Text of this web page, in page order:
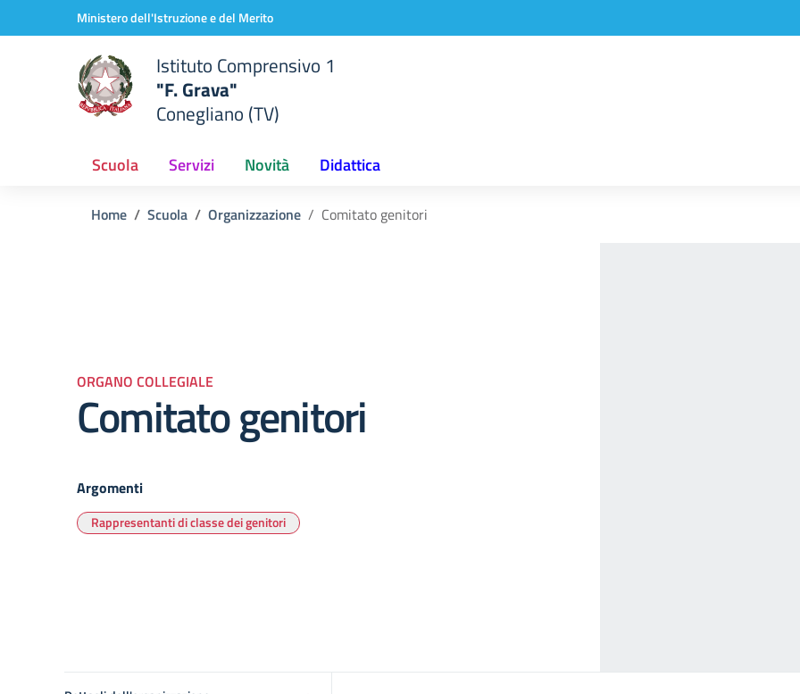
Vai ai contenuti
Vai al menu di navigazioneMinistero dell'Istruzione e del Merito
Istituto Comprensivo 1
"F. Grava"
Conegliano (TV)
Scuola Servizi Novità Didattica
Home Scuola Organizzazione Comitato genitori
ORGANO COLLEGIALE
Comitato genitori
Argomenti
Rappresentanti di classe dei genitori